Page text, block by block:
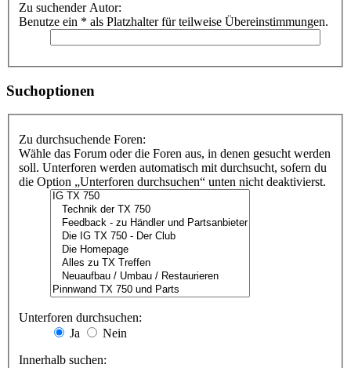
Zu suchender Autor:
Benutze ein * als Platzhalter für teilweise Übereinstimmungen.
Suchoptionen
Zu durchsuchende Foren:
Wähle das Forum oder die Foren aus, in denen gesucht werden
soll. Unterforen werden automatisch mit durchsucht, sofern du
die Option „Unterforen durchsuchen“ unten nicht deaktivierst.
Unterforen durchsuchen:
Ja
Nein
Innerhalb suchen: